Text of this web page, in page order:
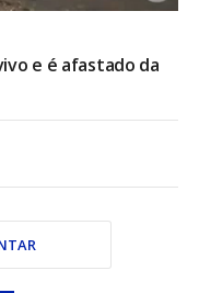
e é afastado da